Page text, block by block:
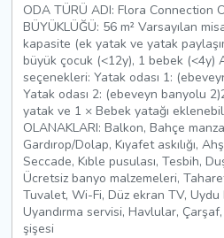
ODA TÜRÜ ADI: Flora Connection
BÜYÜKLÜĞÜ: 56 m² Varsayılan
kapasite (ek yatak ve yatak
büyük çocuk (<12y), 1 bebek (<4y)
seçenekleri: Yatak odası 1:
Yatak odası 2: (ebeveyn banyolu
yatak ve 1 × Bebek yatağı
OLANAKLARI: Balkon, Bahçe
Gardırop/Dolap, Kıyafet askılığı,
Seccade, Kıble pusulası, Tesbih,
Ücretsiz banyo malzemeleri,
Tuvalet, Wi-Fi, Düz ekran TV, Uydu
Uyandırma servisi, Havlular,
şişesi